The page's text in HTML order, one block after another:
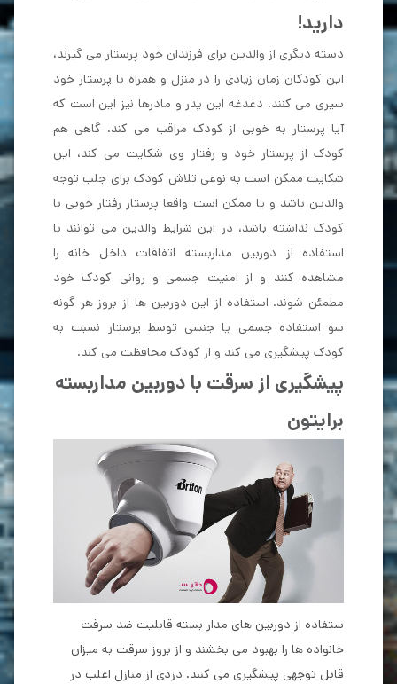
دارید!
دسته دیگری از والدین برای فرزندان خود پرستار می گیرند،
این کودکان زمان زیادی را در منزل و همراه با پرستار خود
سپری می کنند. دغدغه این پدر و مادرها نیز این است که
آیا پرستار به خوبی از کودک مراقب می کند. گاهی هم
کودک از پرستار خود و رفتار وی شکایت می کند، این
شکایت ممکن است به نوعی تلاش کودک برای جلب توجه
والدین باشد و یا ممکن است واقعا پرستار رفتار خوبی با
کودک نداشته باشد، در این شرایط والدین می توانند با
استفاده از دوربین مداربسته اتفاقات داخل خانه را
مشاهده کنند و از امنیت جسمی و روانی کودک خود
مطمئن شوند. استفاده از این دوربین ها از بروز هر گونه
سو استفاده جسمی یا جنسی توسط پرستار نسبت به
کودک پیشگیری می کند و از کودک محافظت می کند.
پیشگیری از سرقت با دوربین مداربسته
برایتون
ستفاده از دوربین های مدار بسته قابلیت ضد سرقت
خانواده ها را بهبود می بخشند و از بروز سرقت به میزان
قابل توجهی پیشگیری می کنند. دزدی از منازل اغلب در